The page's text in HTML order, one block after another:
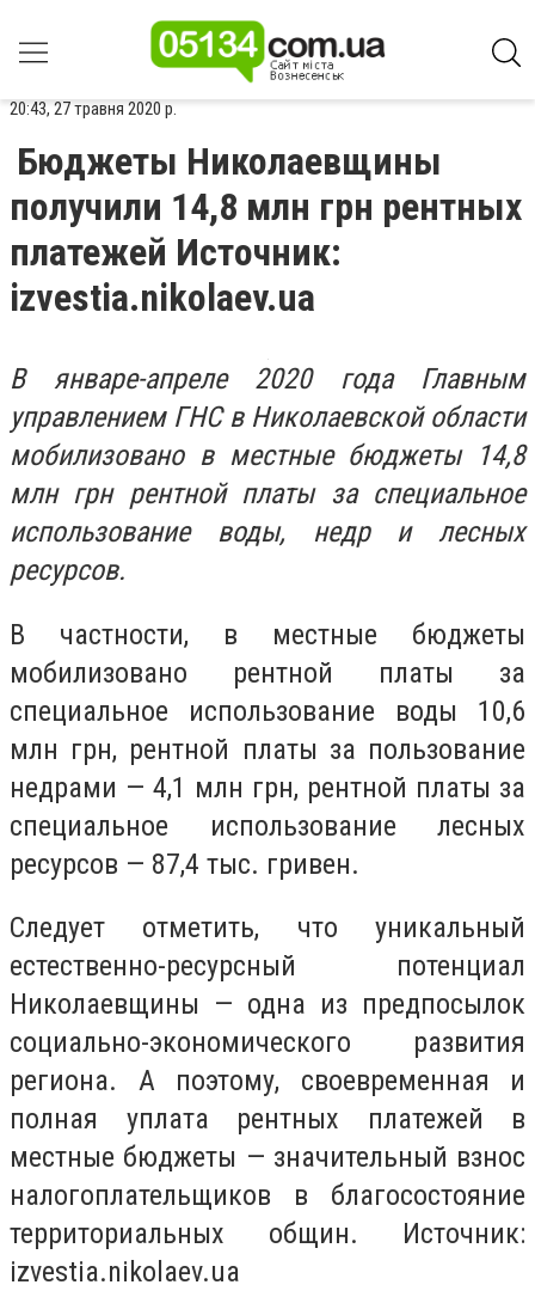
20:43, 27 травня 2020 р.
Бюджеты Николаевщины
получили 14,8 млн грн рентных
платежей Источник:
izvestia.nikolaev.ua
В январе-апреле 2020 года Главным
управлением ГНС в Николаевской области
мобилизовано в местные бюджеты 14,8
млн грн рентной платы за специальное
использование воды, недр и лесных
ресурсов.
В частности, в местные бюджеты
мобилизовано рентной платы за
специальное использование воды 10,6
млн грн, рентной платы за пользование
недрами — 4,1 млн грн, рентной платы за
специальное использование лесных
ресурсов — 87,4 тыс. гривен.
Следует отметить, что уникальный
естественно-ресурсный потенциал
Николаевщины — одна из предпосылок
социально-экономического развития
региона. А поэтому, своевременная и
полная уплата рентных платежей в
местные бюджеты — значительный взнос
налогоплательщиков в благосостояние
территориальных общин. Источник:
izvestia.nikolaev.ua